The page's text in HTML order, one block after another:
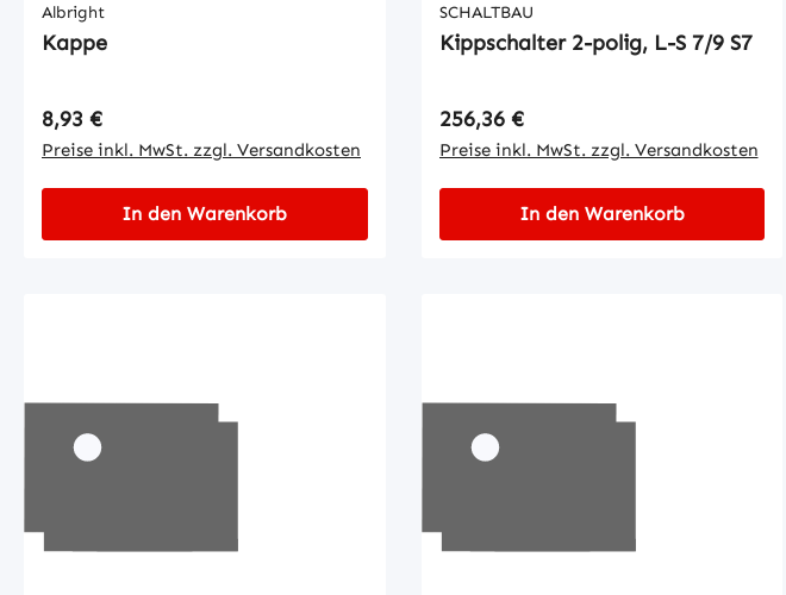
Albright
Kappe
Regulärer Preis:
8,93 €
Preise inkl. MwSt. zzgl. Versandkosten
In den Warenkorb
SCHALTBAU
Kippschalter 2-polig, L-S 7/9 S7
Regulärer Preis:
256,36 €
Preise inkl. MwSt. zzgl. Versandkosten
In den Warenkorb